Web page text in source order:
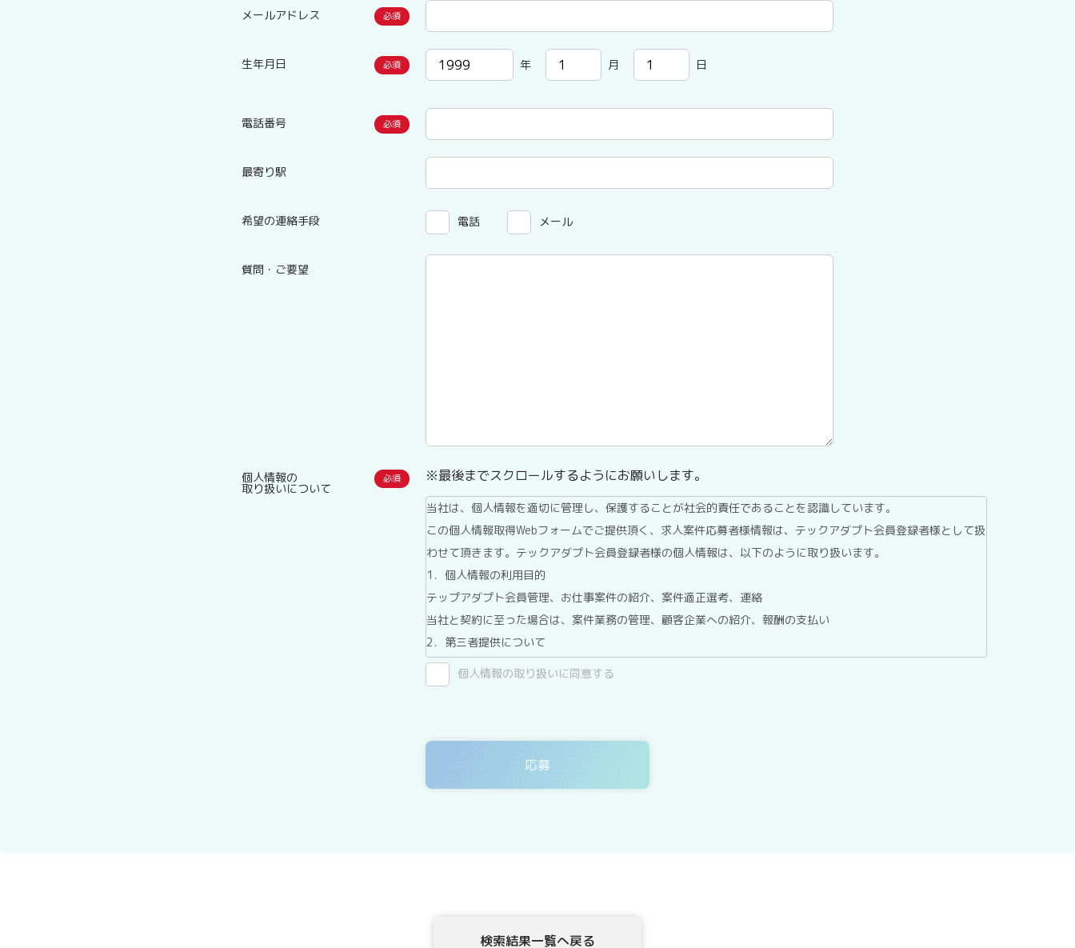
メールアドレス
生年月日 年 月 日
電話番号
最寄り駅
希望の連絡手段 電話 メール
質問・ご要望
個人情報の
取り扱いについて
※最後までスクロールするようにお願いします。
当社は、個人情報を適切に管理し、保護することが社会的責任であることを認識しています。
この個人情報取得Webフォームでご提供頂く、求人案件応募者様情報は、テックアダプト会員登録者様として扱
わせて頂きます。テックアダプト会員登録者様の個人情報は、以下のように取り扱います。
1．個人情報の利用目的
テップアダプト会員管理、お仕事案件の紹介、案件適正選考、連絡
当社と契約に至った場合は、案件業務の管理、顧客企業への紹介、報酬の支払い
2．第三者提供について
テックアダプト会員登録者情報は、法令に基づく場合、委託する場合を除き、第三者へ提供することはありませ
ん。
4．開示等の請求について
テックアダプト会員登録者様が、当社に個人情報を提供されるかどうかは、任意によるものです。ただし、必要
個人情報の取り扱いに同意する
検索結果一覧へ戻る